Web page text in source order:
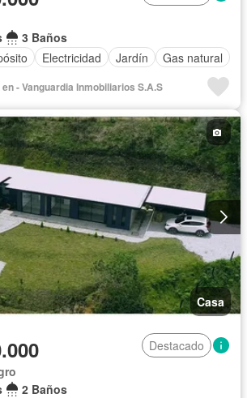
3 Baños
Electricidad Jardín Gas natural
- Vanguardia Inmobiliarios S.A.S
Casa
Destacado
2 Baños